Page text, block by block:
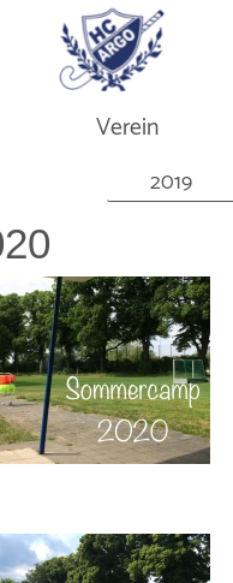
Verein
2019